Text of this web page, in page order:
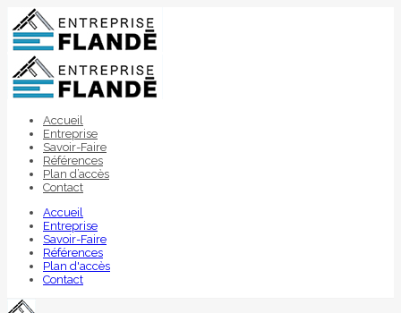
Accueil
Entreprise
Savoir-Faire
Références
Plan d’accès
Contact
Accueil
Entreprise
Savoir-Faire
Références
Plan d'accès
Contact